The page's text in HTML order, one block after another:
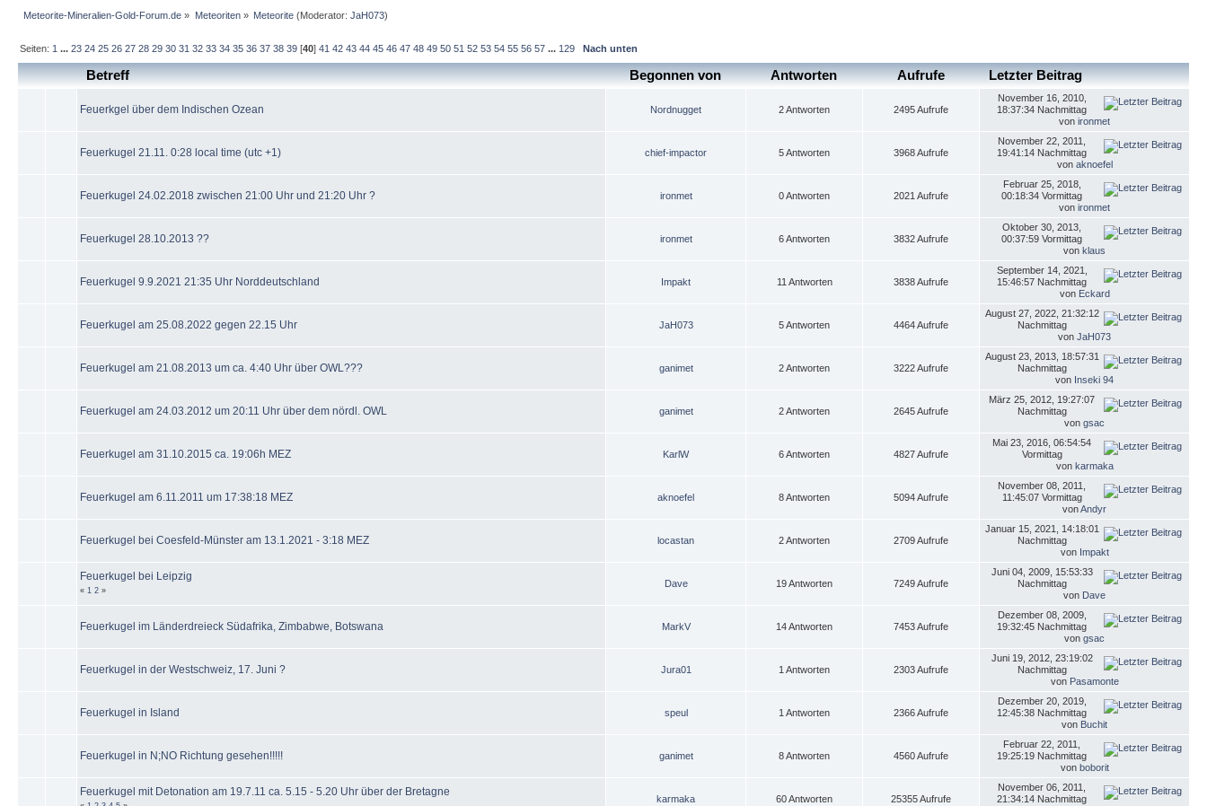
Meteorite-Mineralien-Gold-Forum.de » Meteoriten» Meteorite(Moderator: JaH073)
Seiten: 1 ...23 24 25 26 27 28 29 30 31 32 33 34 35 36 37 38 39 [40]41 42 43 44 45 46 47 48 49 50 51 52 53 54 55 56 57 ... 129 Nach unten
Betreff Begonnen von Antworten Aufrufe Letzter Beitrag
Feuerkgel über dem Indischen Ozean Nordnugget 2 Antworten 2495 Aufrufe
November 16, 2010,
18:37:34 Nachmittag
von ironmet
Feuerkugel 21.11. 0:28 local time (utc +1) chief-impactor 5 Antworten 3968 Aufrufe
November 22, 2011,
19:41:14 Nachmittag
von aknoefel
Feuerkugel 24.02.2018 zwischen 21:00 Uhr und 21:20 Uhr ? ironmet 0 Antworten 2021 Aufrufe
Februar 25, 2018,
00:18:34 Vormittag
von ironmet
Feuerkugel 28.10.2013 ?? ironmet 6 Antworten 3832 Aufrufe
Oktober 30, 2013,
00:37:59 Vormittag
von klaus
Feuerkugel 9.9.2021 21:35 Uhr Norddeutschland Impakt 11 Antworten 3838 Aufrufe
September 14, 2021,
15:46:57 Nachmittag
von Eckard
Feuerkugel am 25.08.2022 gegen 22.15 Uhr JaH073 5 Antworten 4464 Aufrufe
August 27, 2022, 21:32:12
Nachmittag
von JaH073
Feuerkugel am 21.08.2013 um ca. 4:40 Uhr über OWL??? ganimet 2 Antworten 3222 Aufrufe
August 23, 2013, 18:57:31
Nachmittag
von Inseki 94
Feuerkugel am 24.03.2012 um 20:11 Uhr über dem nördl. OWL ganimet 2 Antworten 2645 Aufrufe
März 25, 2012, 19:27:07
Nachmittag
von gsac
Feuerkugel am 31.10.2015 ca. 19:06h MEZ KarlW 6 Antworten 4827 Aufrufe
Mai 23, 2016, 06:54:54
Vormittag
von karmaka
Feuerkugel am 6.11.2011 um 17:38:18 MEZ aknoefel 8 Antworten 5094 Aufrufe
November 08, 2011,
11:45:07 Vormittag
vonAndyr
Feuerkugel bei Coesfeld-Münster am 13.1.2021 - 3:18 MEZ locastan 2 Antworten 2709 Aufrufe
Januar 15, 2021, 14:18:01
Nachmittag
von Impakt
Feuerkugel bei Leipzig
« 1 2 »
Dave 19 Antworten 7249 Aufrufe
Juni 04, 2009, 15:53:33
Nachmittag
von Dave
Feuerkugel im Länderdreieck Südafrika, Zimbabwe, Botswana MarkV 14 Antworten 7453 Aufrufe
Dezember 08, 2009,
19:32:45 Nachmittag
von gsac
Feuerkugel in der Westschweiz, 17. Juni ? Jura01 1 Antworten 2303 Aufrufe
Juni 19, 2012, 23:19:02
Nachmittag
von Pasamonte
Feuerkugel in Island speul 1 Antworten 2366 Aufrufe
Dezember 20, 2019,
12:45:38 Nachmittag
von Buchit
Feuerkugel in N;NO Richtung gesehen!!!!! ganimet 8 Antworten 4560 Aufrufe
Februar 22, 2011,
19:25:19 Nachmittag
von boborit
Feuerkugel mit Detonation am 19.7.11 ca. 5.15 - 5.20 Uhr über der Bretagne
karmaka 60 Antworten 25355 Aufrufe
November 06, 2011,
21:34:14 Nachmittag